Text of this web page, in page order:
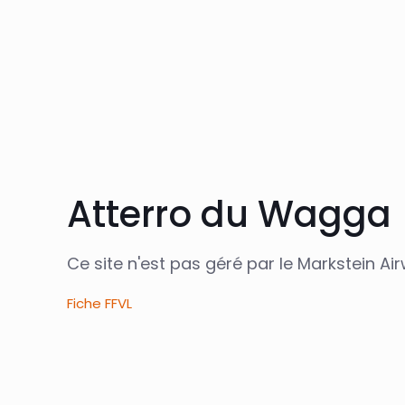
Atterro du Wagga
Ce site n'est pas géré par le Markstein
Fiche FFVL